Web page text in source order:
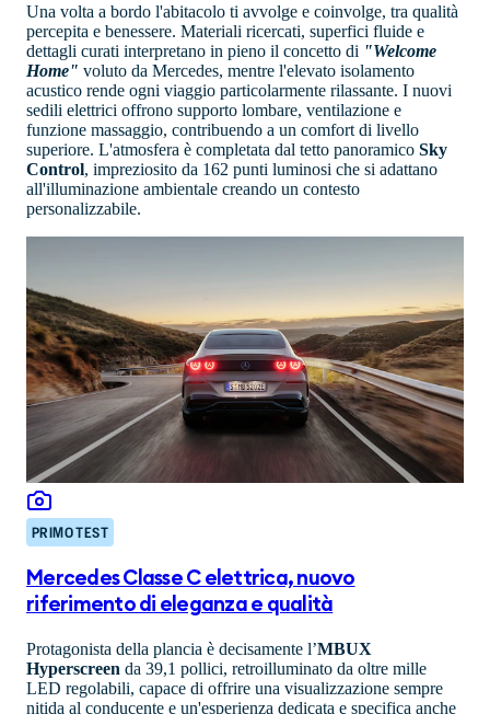
Una volta a bordo l'abitacolo ti avvolge e coinvolge, tra qualità
percepita e benessere. Materiali ricercati, superfici fluide e
dettagli curati interpretano in pieno il concetto di "Welcome
Home" voluto da Mercedes, mentre l'elevato isolamento
acustico rende ogni viaggio particolarmente rilassante. I nuovi
sedili elettrici offrono supporto lombare, ventilazione e
funzione massaggio, contribuendo a un comfort di livello
superiore. L'atmosfera è completata dal tetto panoramico Sky
Control, impreziosito da 162 punti luminosi che si adattano
all'illuminazione ambientale creando un contesto
personalizzabile.
PRIMO TEST
Mercedes Classe C elettrica, nuovo
riferimento di eleganza e qualità
Protagonista della plancia è decisamente l’MBUX
Hyperscreen da 39,1 pollici, retroilluminato da oltre mille
LED regolabili, capace di offrire una visualizzazione sempre
nitida al conducente e un'esperienza dedicata e specifica anche